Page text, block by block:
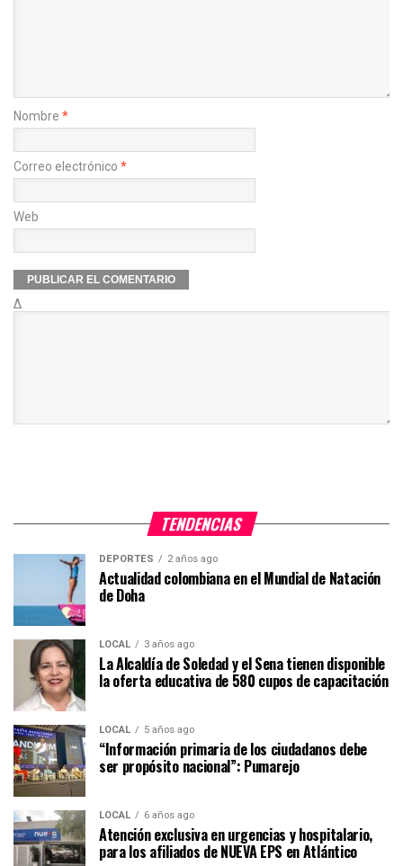
Nombre *
Correo electrónico *
Web
Δ
TENDENCIAS
DEPORTES 2 años ago
Actualidad colombiana en el Mundial de Natación
de Doha
LOCAL 3 años ago
La Alcaldía de Soledad y el Sena tienen disponible
la oferta educativa de 580 cupos de capacitación
LOCAL 5 años ago
“Información primaria de los ciudadanos debe
ser propósito nacional”: Pumarejo
LOCAL 6 años ago
Atención exclusiva en urgencias y hospitalario,
para los afiliados de NUEVA EPS en Atlántico